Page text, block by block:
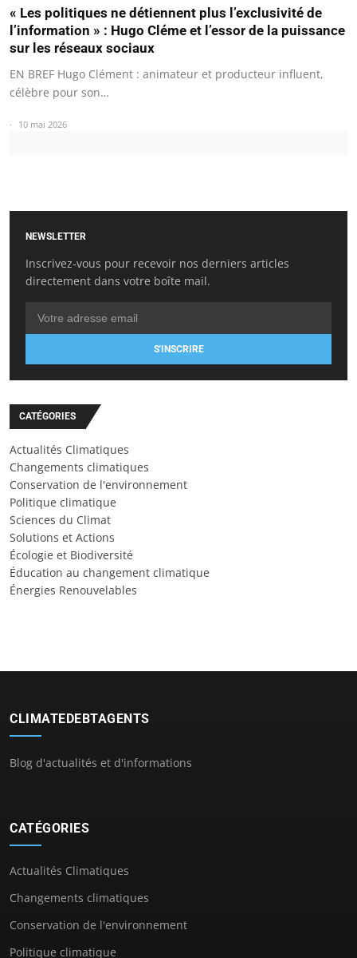
« Les politiques ne détiennent plus l’exclusivité de
l’information » : Hugo Cléme et l’essor de la puissance
sur les réseaux sociaux
EN BREF Hugo Clément : animateur et producteur influent,
célèbre pour son…
10 mai 2026
NEWSLETTER
Inscrivez-vous pour recevoir nos derniers articles
directement dans votre boîte mail.
S'INSCRIRE
CATÉGORIES
Actualités Climatiques
Changements climatiques
Conservation de l'environnement
Politique climatique
Sciences du Climat
Solutions et Actions
Écologie et Biodiversité
Éducation au changement climatique
Énergies Renouvelables
CLIMATEDEBTAGENTS
Blog d'actualités et d'informations
CATÉGORIES
Actualités Climatiques
Changements climatiques
Conservation de l'environnement
Politique climatique